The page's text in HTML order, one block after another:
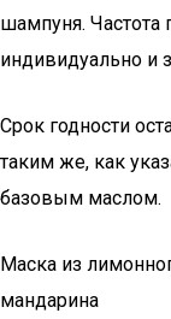
шампуня. Частота
индивидуально и
Срок годности
таким же, как
базовым маслом.
Маска из
мандарина